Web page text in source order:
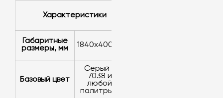
Характеристики
размеры, мм
1840х400х500
Базовый цвет
серый RAL
7038 или
любой из
палитры RAL